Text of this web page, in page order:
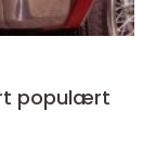
populært